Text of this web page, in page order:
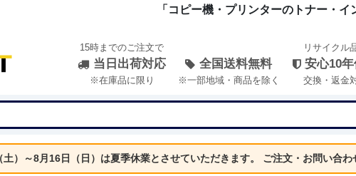
「コピー機・プリンターのトナー・イ
15時までのご注文で
当日出荷対応
※在庫品に限り
全国送料無料
※一部地域・商品を除く
リサイクル
安心10
交換・返金
土）～8月16日（日）は夏季休業とさせていただきます。 ご注文・お問い合わ